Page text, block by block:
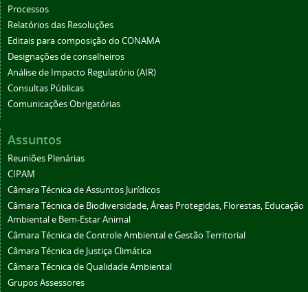
Processos
Relatórios das Resoluções
Editais para composição do CONAMA
Designações de conselheiros
Análise de Impacto Regulatório (AIR)
Consultas Públicas
Comunicações Obrigatórias
Assuntos
Reuniões Plenárias
CIPAM
Câmara Técnica de Assuntos Jurídicos
Câmara Técnica de Biodiversidade, Áreas Protegidas, Florestas, Educação
Ambiental e Bem-Estar Animal
Câmara Técnica de Controle Ambiental e Gestão Territorial
Câmara Técnica de Justiça Climática
Câmara Técnica de Qualidade Ambiental
Grupos Assessores